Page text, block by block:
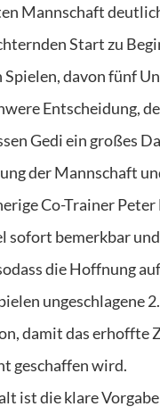
Mannschaft
Start zu
Spielen, davon fünf
Entscheidung,
Gedi ein großes
der Mannschaft
Co-Trainer
sofort bemerkbar
die Hoffnung
ungeschlagene
damit das erhoffte
geschaffen wird.
ist die klare